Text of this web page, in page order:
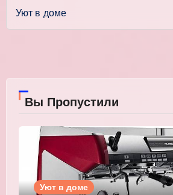
Уют в доме
Вы Пропустили
Уют в доме